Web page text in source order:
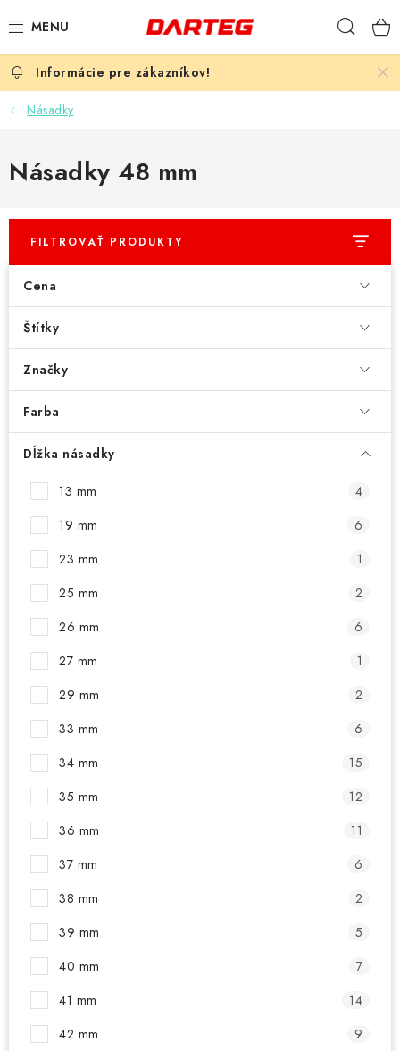
na
ŠÍPKY
DOPLNKY K TERČU
LETKY
NÁSADKY
HROTY
PUZDRÁ
PRÍSLUŠENSTVO
OBLEČENIE
TERČE A ŠÍPKY
DARČEKOVÉ POUKAZY
Kontakty Hodnotenie obchodu
Násadky
Násadky 48 mm
FILTROVAŤ PRODUKTY
Cena
Štítky
Značky
Farba
Dĺžka násadky
13 mm
4
19 mm
6
23 mm
1
25 mm
2
26 mm
6
27 mm
1
29 mm
2
33 mm
6
34 mm
15
35 mm
12
36 mm
11
37 mm
6
38 mm
2
39 mm
5
40 mm
7
41 mm
14
42 mm
9